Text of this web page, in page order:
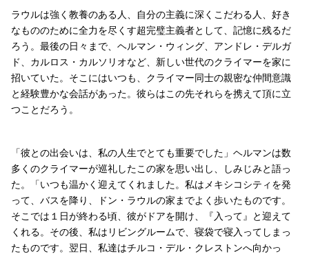
ラウルは強く教養のある人、自分の主義に深くこだわる人、好き
なもののために全力を尽くす超完璧主義者として、記憶に残るだ
ろう。最後の日々まで、ヘルマン・ウィング、アンドレ・デルガ
ド、カルロス・カルソリオなど、新しい世代のクライマーを家に
招いていた。そこにはいつも、クライマー同士の親密な仲間意識
と経験豊かな会話があった。彼らはこの先それらを携えて頂に立
つことだろう。
「彼との出会いは、私の人生でとても重要でした」ヘルマンは数
多くのクライマーが巡礼したこの家を思い出し、しみじみと語っ
た。「いつも温かく迎えてくれました。私はメキシコシティを発
って、バスを降り、ドン・ラウルの家までよく歩いたものです。
そこでは１日が終わる頃、彼がドアを開け、『入って』と迎えて
くれる。その後、私はリビングルームで、寝袋で寝入ってしまっ
たものです。翌日、私達はチルコ・デル・クレストンへ向かっ